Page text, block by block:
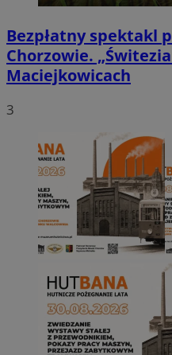
Bezpłatny spektakl
Chorzowie.
Maciejkowicach
3